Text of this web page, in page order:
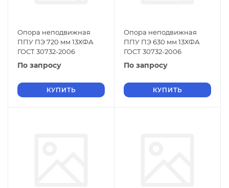
Опора неподвижная
ППУ ПЭ 720 мм 13ХФА
ГОСТ 30732-2006
По запросу
КУПИТЬ
Опора неподвижная
ППУ ПЭ 630 мм 13ХФА
ГОСТ 30732-2006
По запросу
КУПИТЬ